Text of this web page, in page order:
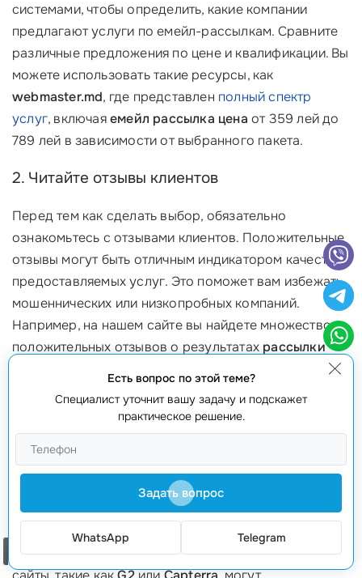
системами, чтобы определить, какие компании
предлагают услуги по емейл-рассылкам. Сравните
различные предложения по цене и квалификации. Вы
можете использовать такие ресурсы, как
webmaster.md, где представлен полный спектр
услуг, включаяемейл рассылка цена от 359 лей до
789 лей в зависимости от выбранного пакета.
2. Читайте отзывы клиентов
Перед тем как сделать выбор, обязательно
ознакомьтесь с отзывами клиентов. Положительные
отзывы могут быть отличным индикатором качества
предоставляемых услуг. Это поможет вам избежать
мошеннических или низкопробных компаний.
Например, на нашем сайте вы найдете множество
положительных отзывов о результатах рассылки
удостоверить вас в надежности.
3. Используйте платформы для сравнения
Существует множество платформ, на которых
можно сравнитьцены на услугиemail-рассылок. Они
помогают находить оптимальные решения и изучать
преимущества различных поставщиков. Например,
Есть вопрос по этой теме?
Специалист уточнит вашу задачу и подскажет
практическое решение.
Задать вопрос
WhatsApp Telegram
Заказать звонок